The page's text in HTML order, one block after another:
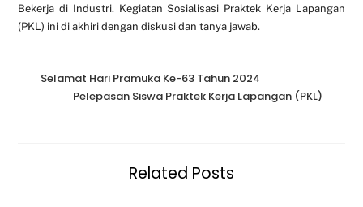
Bekerja di Industri. Kegiatan Sosialisasi Praktek Kerja Lapangan
(PKL) ini di akhiri dengan diskusi dan tanya jawab.
Selamat Hari Pramuka Ke-63 Tahun 2024
Pelepasan Siswa Praktek Kerja Lapangan (PKL)
Related Posts